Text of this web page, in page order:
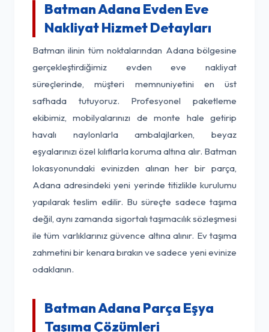
Batman Adana Evden Eve
Nakliyat Hizmet Detayları
Batman ilinin tüm noktalarından Adana bölgesine
gerçekleştirdiğimiz evden eve nakliyat
süreçlerinde, müşteri memnuniyetini en üst
safhada tutuyoruz. Profesyonel paketleme
ekibimiz, mobilyalarınızı de monte hale getirip
havalı naylonlarla ambalajlarken, beyaz
eşyalarınızı özel kılıflarla koruma altına alır. Batman
lokasyonundaki evinizden alınan her bir parça,
Adana adresindeki yeni yerinde titizlikle kurulumu
yapılarak teslim edilir. Bu süreçte sadece taşıma
değil, aynı zamanda sigortalı taşımacılık sözleşmesi
ile tüm varlıklarınız güvence altına alınır. Ev taşıma
zahmetini bir kenara bırakın ve sadece yeni evinize
odaklanın.
Batman Adana Parça Eşya
Taşıma Çözümleri